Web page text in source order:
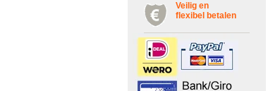
Veilig en
flexibel betalen